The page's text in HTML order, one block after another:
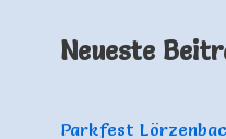
Neueste
Parkfest